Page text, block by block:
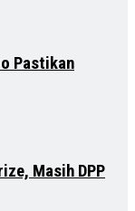
Pastikan
Masih DPP